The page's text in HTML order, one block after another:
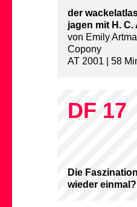
der
jagen mit H. C.
von Emily
Copony
AT 2001 | 58
DF 17
Die
wieder einmal?